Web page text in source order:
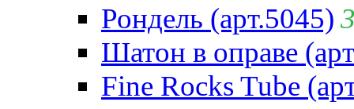
Рондель (арт.5045)
Шатон в оправе
Fine Rocks Tube